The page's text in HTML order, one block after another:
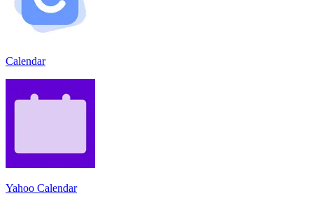
Calendar
Yahoo Calendar